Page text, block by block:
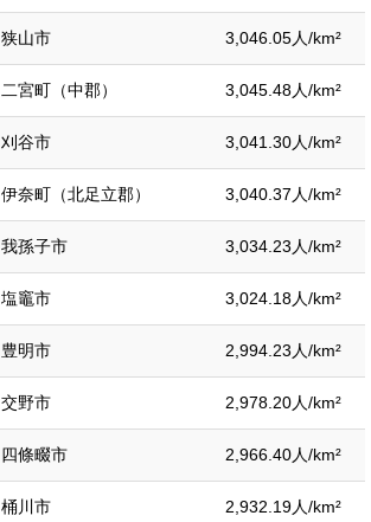
狭山市 3,046.05人/km²
二宮町（中郡） 3,045.48人/km²
刈谷市 3,041.30人/km²
伊奈町（北足立郡） 3,040.37人/km²
我孫子市 3,034.23人/km²
塩竈市 3,024.18人/km²
豊明市 2,994.23人/km²
交野市 2,978.20人/km²
四條畷市 2,966.40人/km²
桶川市 2,932.19人/km²